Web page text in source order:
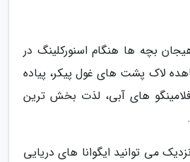
بچه ها هنگام اسنورکلینگ در
لاک پشت های غول پیکر، پیاده
های آبی، لذت بخش ترین
می توانید ایگوانا های دریایی